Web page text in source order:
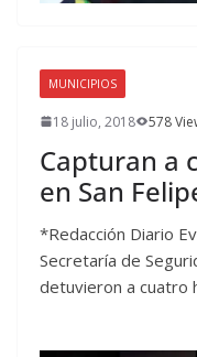
MUNICIPIOS
18 julio, 2018 578
Capturan a
en San
*Redacción Diario
Secretaría de
detuvieron a cuatro